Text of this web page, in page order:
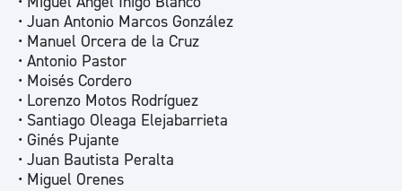
• Juan Antonio Marcos González
• Manuel Orcera de la Cruz
• Antonio Pastor
• Moisés Cordero
• Lorenzo Motos Rodríguez
• Santiago Oleaga Elejabarrieta
• Ginés Pujante
• Juan Bautista Peralta
• Miguel Orenes